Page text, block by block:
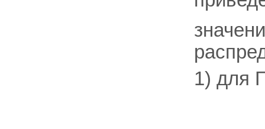
1) для Г